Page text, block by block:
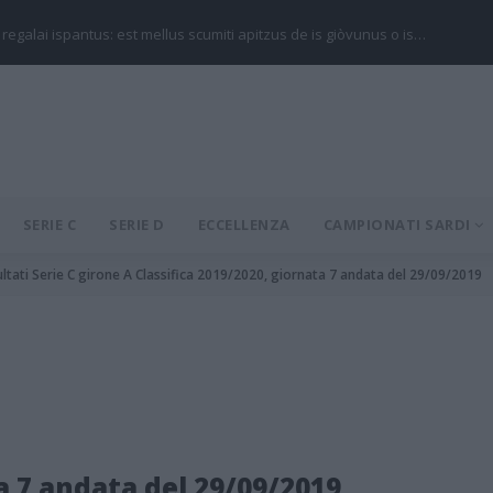
regalai ispantus: est mellus scumiti apitzus de is giòvunus o is…
SERIE C SERIE D ECCELLENZA CAMPIONATI SARDI
Serie C girone A Classifica 2019/2020, giornata 7 andata del 29/09/2019